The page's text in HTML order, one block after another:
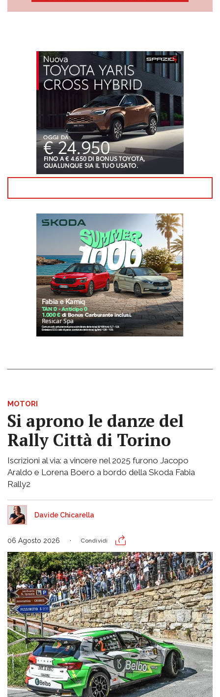
MOTORI
Si aprono le danze del
Rally Città di Torino
Iscrizioni al via: a vincere nel 2025 furono Jacopo
Araldo e Lorena Boero a bordo della Skoda Fabia
Rally2
Davide Chicarella
06 Agosto 2026 Condividi